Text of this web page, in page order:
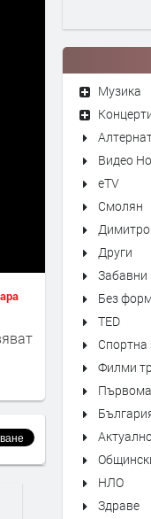
Музика
Видео
eTV
Смолян
Други
Забавни
Без
TED
Спортна
Филми
НЛО
Здраве